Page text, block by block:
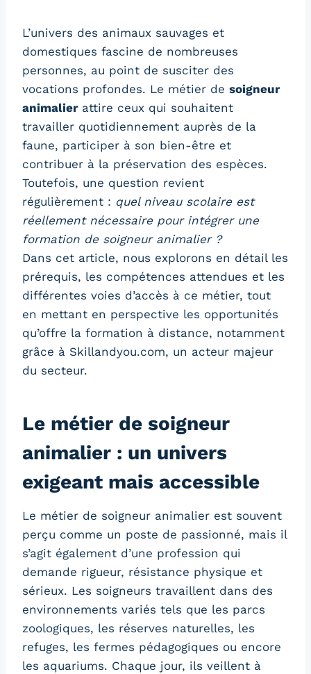
L’univers des animaux sauvages et
domestiques fascine de nombreuses
personnes, au point de susciter des
vocations profondes. Le métier de soigneur
animalier attire ceux qui souhaitent
travailler quotidiennement auprès de la
faune, participer à son bien-être et
contribuer à la préservation des espèces.
Toutefois, une question revient
régulièrement : quel niveau scolaire est
réellement nécessaire pour intégrer une
formation de soigneur animalier ?
Dans cet article, nous explorons en détail les
prérequis, les compétences attendues et les
différentes voies d’accès à ce métier, tout
en mettant en perspective les opportunités
qu’offre la formation à distance, notamment
grâce à Skillandyou.com, un acteur majeur
du secteur.
Le métier de soigneur
animalier : un univers
exigeant mais accessible
Le métier de soigneur animalier est souvent
perçu comme un poste de passionné, mais il
s’agit également d’une profession qui
demande rigueur, résistance physique et
sérieux. Les soigneurs travaillent dans des
environnements variés tels que les parcs
zoologiques, les réserves naturelles, les
refuges, les fermes pédagogiques ou encore
les aquariums. Chaque jour, ils veillent à